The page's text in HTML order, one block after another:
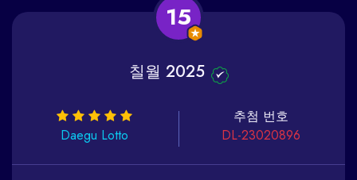
15
칠월 2025
Daegu Lotto
추첨 번호
DL-23020896